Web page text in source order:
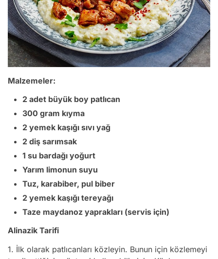
Malzemeler:
2 adet büyük boy patlıcan
300 gram kıyma
2 yemek kaşığı sıvı yağ
2 diş sarımsak
1 su bardağı yoğurt
Yarım limonun suyu
Tuz, karabiber, pul biber
2 yemek kaşığı tereyağı
Taze maydanoz yaprakları (servis için)
Alinazik Tarifi
1. İlk olarak patlıcanları közleyin. Bunun için közlemeyi